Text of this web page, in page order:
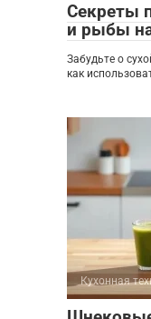
Секреты
и рыбы
Забудьте о
как
Кухонная